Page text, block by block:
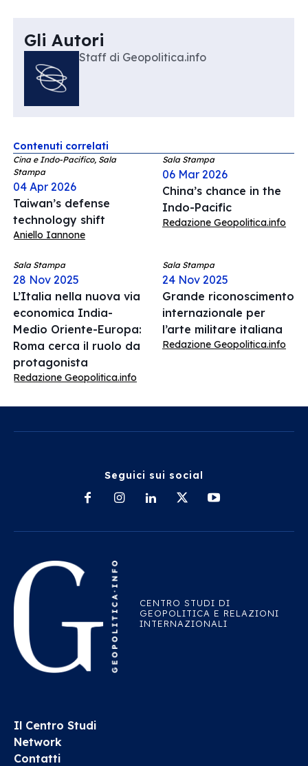
Gli Autori
Staff di Geopolitica.info
Contenuti correlati
Cina e Indo-Pacifico, Sala
Stampa
04 Apr 2026
Taiwan’s defense
technology shift
Aniello Iannone
Sala Stampa
06 Mar 2026
China’s chance in the
Indo-Pacific
Redazione Geopolitica.info
Sala Stampa
28 Nov 2025
L’Italia nella nuova via
economica India-
Medio Oriente-Europa:
Roma cerca il ruolo da
protagonista
Redazione Geopolitica.info
Sala Stampa
24 Nov 2025
Grande riconoscimento
internazionale per
l’arte militare italiana
Redazione Geopolitica.info
Seguici sui social
CENTRO STUDI DI
GEOPOLITICA E RELAZIONI
INTERNAZIONALI
Il Centro Studi
Network
Contatti